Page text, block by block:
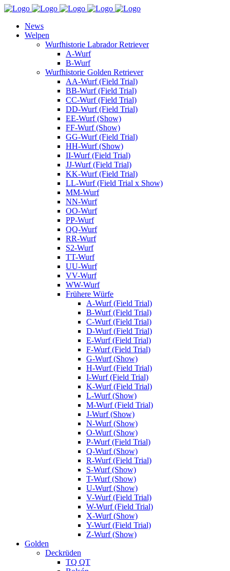
News
Welpen
Wurfhistorie Labrador Retriever
A-Wurf
B-Wurf
Wurfhistorie Golden Retriever
AA-Wurf (Field Trial)
BB-Wurf (Field Trial)
CC-Wurf (Field Trial)
DD-Wurf (Field Trial)
EE-Wurf (Show)
FF-Wurf (Show)
GG-Wurf (Field Trial)
HH-Wurf (Show)
II-Wurf (Field Trial)
JJ-Wurf (Field Trial)
KK-Wurf (Field Trial)
LL-Wurf (Field Trial x Show)
MM-Wurf
NN-Wurf
OO-Wurf
PP-Wurf
QQ-Wurf
RR-Wurf
S2-Wurf
TT-Wurf
UU-Wurf
VV-Wurf
WW-Wurf
Frühere Würfe
A-Wurf (Field Trial)
B-Wurf (Field Trial)
C-Wurf (Field Trial)
D-Wurf (Field Trial)
E-Wurf (Field Trial)
F-Wurf (Field Trial)
G-Wurf (Show)
H-Wurf (Field Trial)
I-Wurf (Field Trial)
K-Wurf (Field Trial)
L-Wurf (Show)
M-Wurf (Field Trial)
J-Wurf (Show)
N-Wurf (Show)
O-Wurf (Show)
P-Wurf (Field Trial)
Q-Wurf (Show)
R-Wurf (Field Trial)
S-Wurf (Show)
T-Wurf (Show)
U-Wurf (Show)
V-Wurf (Field Trial)
W-Wurf (Field Trial)
X-Wurf (Show)
Y-Wurf (Field Trial)
Z-Wurf (Show)
Golden
Deckrüden
TQ QT